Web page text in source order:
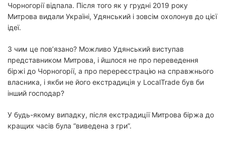
Чорногорії відпала. Після того як у грудні 2019 року
Митрова видали Україні, Удянський і зовсім охолонув до цієї
ідеї.
З чим це пов’язано? Можливо Удянський виступав
представником Митрова, і йшлося не про переведення
біржі до Чорногорії, а про перереєстрацію на справжнього
власника, і якби не його екстрадиція у LocalTrade був би
інший господар?
У будь-якому випадку, після екстрадиції Митрова біржа до
кращих часів була “виведена з гри”.